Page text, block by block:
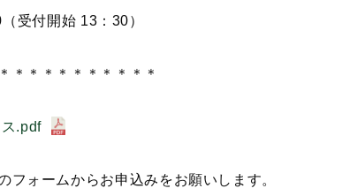
受付開始 13：30）
＊＊＊＊＊＊＊＊＊＊
.pdf
フォームからお申込みをお願いします。